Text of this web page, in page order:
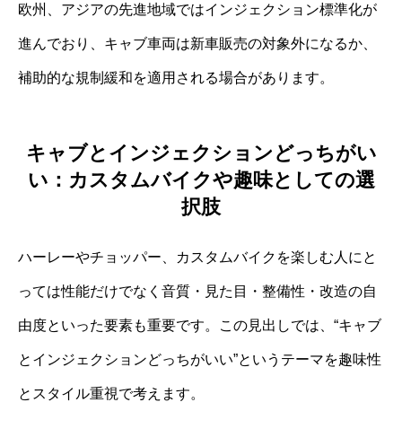
欧州、アジアの先進地域ではインジェクション標準化が
進んでおり、キャブ車両は新車販売の対象外になるか、
補助的な規制緩和を適用される場合があります。
キャブとインジェクションどっちがい
い：カスタムバイクや趣味としての選
択肢
ハーレーやチョッパー、カスタムバイクを楽しむ人にと
っては性能だけでなく音質・見た目・整備性・改造の自
由度といった要素も重要です。この見出しでは、“キャブ
とインジェクションどっちがいい”というテーマを趣味性
とスタイル重視で考えます。